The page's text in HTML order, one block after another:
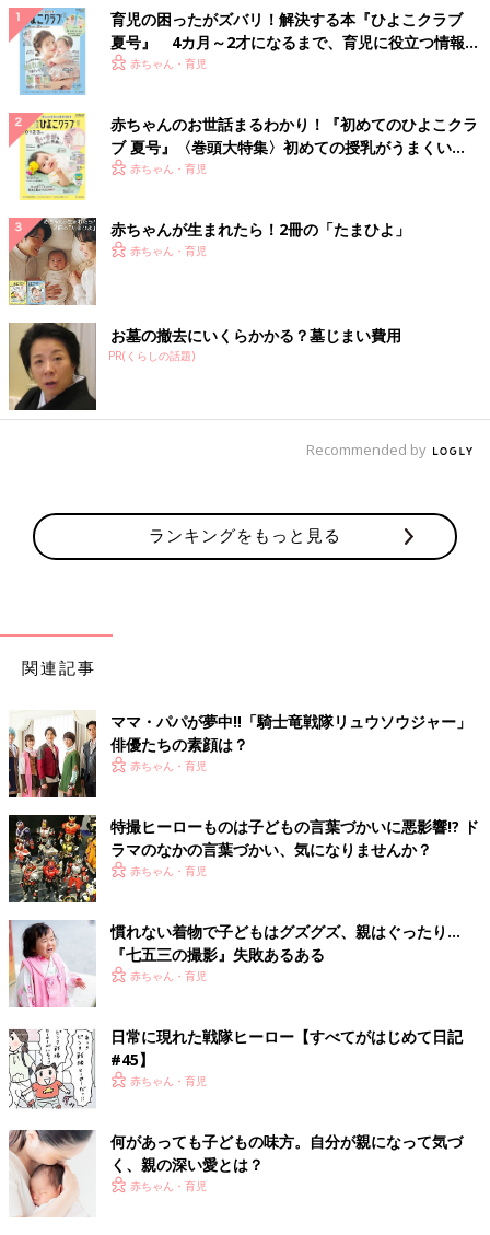
育児の困ったがズバリ！解決する本『ひよこクラブ
夏号』 4カ月～2才になるまで、育児に役立つ情報が
いっぱい！
赤ちゃん・育児
赤ちゃんのお世話まるわかり！『初めてのひよこクラ
ブ 夏号』〈巻頭大特集〉初めての授乳がうまくい
く！ おっぱい・ミルクの基本と夏のトラブル 解決テ
赤ちゃん・育児
赤ちゃんが生まれたら！2冊の「たまひよ」
赤ちゃん・育児
お墓の撤去にいくらかかる？墓じまい費用
PR(くらしの話題)
Recommended by
ランキングをもっと見る
関連記事
ママ・パパが夢中‼「騎士竜戦隊リュウソウジャー」
俳優たちの素顔は？
赤ちゃん・育児
特撮ヒーローものは子どもの言葉づかいに悪影響!? ド
ラマのなかの言葉づかい、気になりませんか？
赤ちゃん・育児
慣れない着物で子どもはグズグズ、親はぐったり…
『七五三の撮影』失敗あるある
赤ちゃん・育児
日常に現れた戦隊ヒーロー【すべてがはじめて日記
#45】
赤ちゃん・育児
何があっても子どもの味方。自分が親になって気づ
く、親の深い愛とは？
赤ちゃん・育児